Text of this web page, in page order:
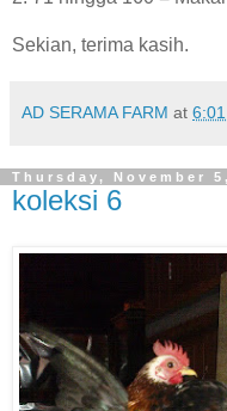
Sekian, terima kasih.
AD SERAMA FARM at
Thursday, November
koleksi 6